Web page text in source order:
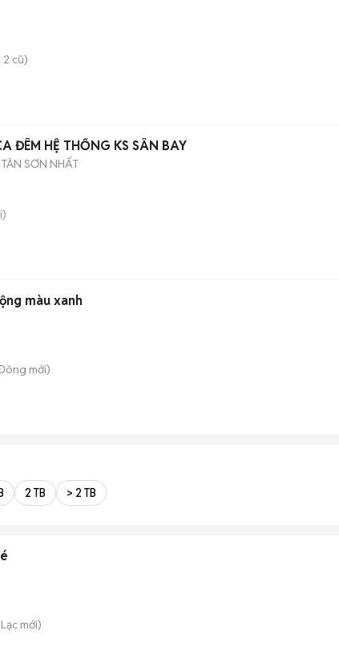
2 cũ)
ĐÊM HỆ THỐNG KS SÂN BAY
SƠN NHẤT
màu xanh
mới)
2 TB > 2 TB
mới)